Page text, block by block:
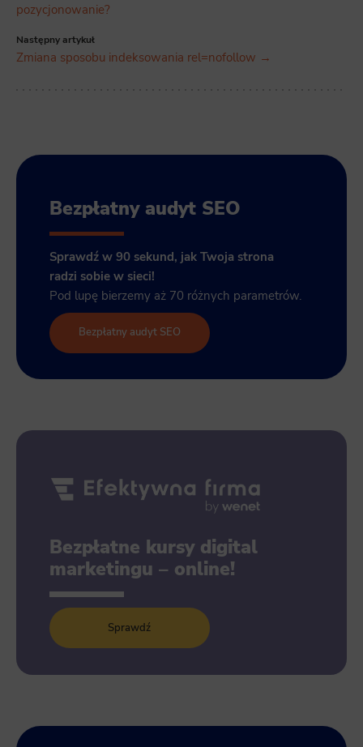
pozycjonowanie?
Następny artykuł
Zmiana sposobu indeksowania rel=nofollow →
Bezpłatny audyt SEO
Sprawdź w 90 sekund, jak Twoja strona
radzi sobie w sieci!
Pod lupę bierzemy aż 70 różnych parametrów.
Bezpłatny audyt SEO
Bezpłatne kursy digital
marketingu – online!
Sprawdź